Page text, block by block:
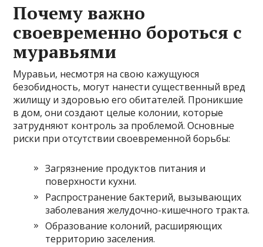
Почему важно
своевременно бороться с
муравьями
Муравьи, несмотря на свою кажущуюся
безобидность, могут нанести существенный вред
жилищу и здоровью его обитателей. Проникшие
в дом, они создают целые колонии, которые
затрудняют контроль за проблемой. Основные
риски при отсутствии своевременной борьбы:
Загрязнение продуктов питания и
поверхности кухни.
Распространение бактерий, вызывающих
заболевания желудочно-кишечного тракта.
Образование колоний, расширяющих
территорию заселения.